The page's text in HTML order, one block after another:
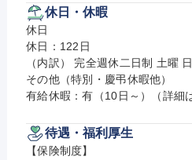
休日・休暇
休日
休日：122日
（内訳） 完全週休二日制 土曜
その他（特別・慶弔休暇他）
有給休暇：有（10日～）（詳細
待遇・福利厚生
【保険制度】